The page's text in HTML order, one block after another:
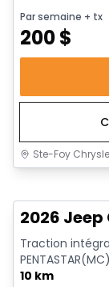
Par semaine + tx
200$
Ste-Foy
2026
Traction
10 km